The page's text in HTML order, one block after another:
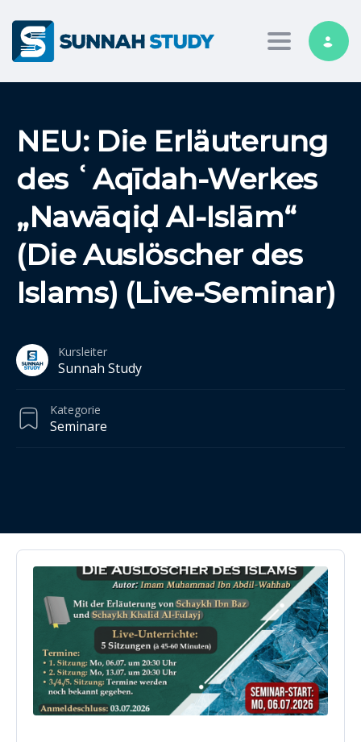
Toggle
NEU: Die Erläuterung
des ʿAqīdah-Werkes
„Nawāqiḍ Al-Islām“
(Die Auslöscher des
Islams) (Live-Seminar)
Kursleiter
Sunnah Study
Kategorie
Seminare